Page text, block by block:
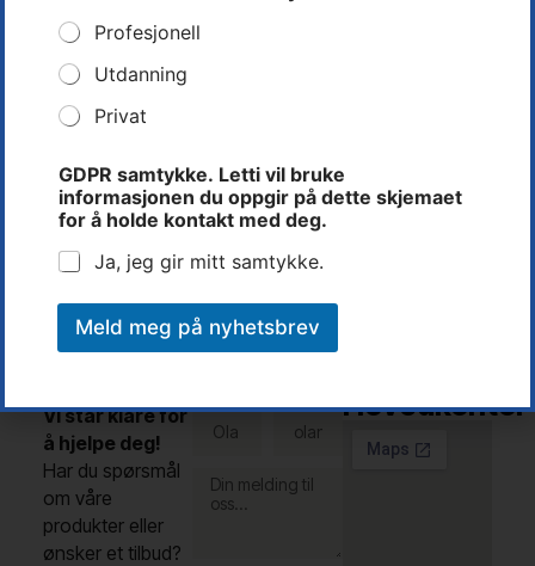
Rune Dalen
Teknisk Leder
Tlf: 37 14 31 00
rune@letti.no
Kontakt
Vi står klare for
å hjelpe deg!
Har du spørsmål
om våre
produkter eller
ønsker et tilbud?
Hovedkontor
f
o
r
i
d
e
l
s
e
Profesjonell
Utdanning
Privat
GDPR samtykke. Letti vil bruke
informasjonen du oppgir på dette skjemaet
for å holde kontakt med deg.
Ja, jeg gir mitt samtykke.
Meld meg på nyhetsbrev